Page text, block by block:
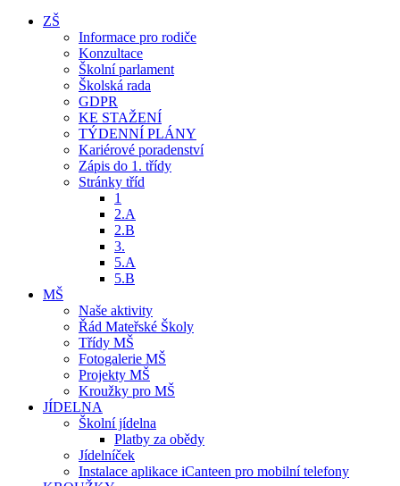
ZŠ
Informace pro rodiče
Konzultace
Školní parlament
Školská rada
GDPR
KE STAŽENÍ
TÝDENNÍ PLÁNY
Kariérové poradenství
Zápis do 1. třídy
Stránky tříd
1
2.A
2.B
3.
5.A
5.B
MŠ
Naše aktivity
Řád Mateřské Školy
Třídy MŠ
Fotogalerie MŠ
Projekty MŠ
Kroužky pro MŠ
JÍDELNA
Školní jídelna
Platby za obědy
Jídelníček
Instalace aplikace iCanteen pro mobilní telefony